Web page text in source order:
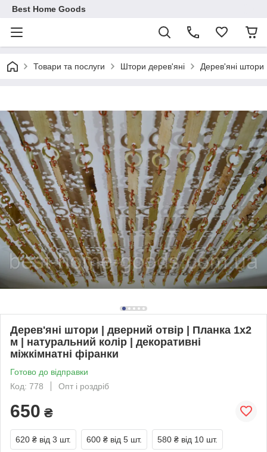
Best Home Goods
Товари та послуги Штори дерев'яні Дерев'яні штори
Дерев'яні штори | дверний отвір | Планка 1х2
м | натуральний колір | декоративні
міжкімнатні фіранки
Готово до відправки
Код: 778
Опт і роздріб
650 ₴
620 ₴ від 3 шт. 600 ₴ від 5 шт. 580 ₴ від 10 шт.